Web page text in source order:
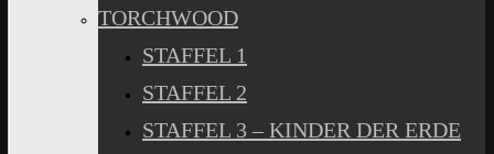
TORCHWOOD
STAFFEL 1
STAFFEL 2
STAFFEL 3 – KINDER DER ERDE